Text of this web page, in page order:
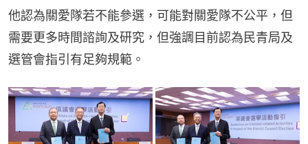
他認為關愛隊若不能參選，可能對關愛隊不公平，但
需要更多時間諮詢及研究，但強調目前認為民青局及
選管會指引有足夠規範。